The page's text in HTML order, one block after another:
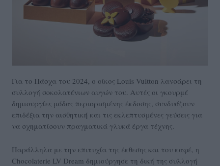
Για το Πάσχα του 2024, ο οίκος Louis Vuitton λανσάρει τη
συλλογή σοκολατένιων αυγών του. Αυτές οι γκουρμέ
δημιουργίες μόδας περιορισμένης έκδοσης, συνδυάζουν
επιδέξια την αισθητική και τις εκλεπτυσμένες γεύσεις για
να σχηματίσουν πραγματικά γλυκά έργα τέχνης.
Παράλληλα με την επιτυχία της έκθεσης και του καφέ, η
Chocolaterie LV Dream δημιούργησε τη δική της συλλογή